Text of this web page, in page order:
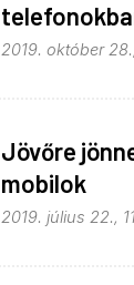
kben
2019. október
Jövőre
mobilok
2019. július 22.,